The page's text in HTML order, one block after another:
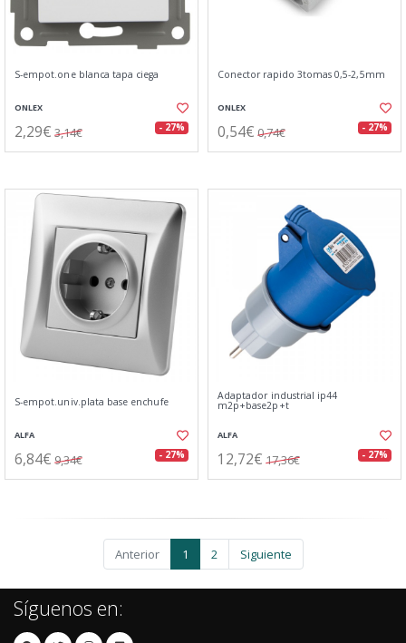
S-empot.one blanca tapa ciega
ONLEX
2,29€ 3,14€ - 27%
Conector rapido 3tomas 0,5-2,5mm
ONLEX
0,54€ 0,74€ - 27%
S-empot.univ.plata base enchufe
ALFA
6,84€ 9,34€ - 27%
Adaptador industrial ip44
m2p+base2p+t
ALFA
12,72€ 17,36€ - 27%
Anterior 1 2 Siguiente
Síguenos en: